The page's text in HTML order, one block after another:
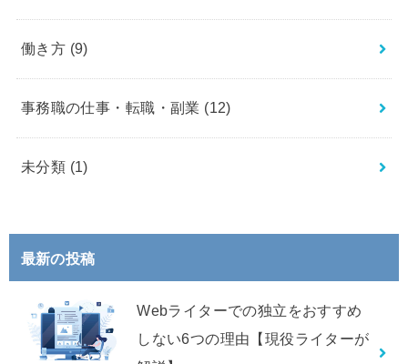
働き方 (9)
事務職の仕事・転職・副業 (12)
未分類 (1)
最新の投稿
Webライターでの独立をおすすめ
しない6つの理由【現役ライターが